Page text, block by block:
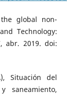
global non-
Technology:
abr. 2019. doi:
Situación del
saneamiento,